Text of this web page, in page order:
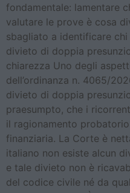
fondamentale: lamentare
valutare le prove è cosa
sbagliato a identificare
divieto di doppia
chiarezza Uno degli
dell’ordinanza n. 4065/
divieto di doppia
praesumpto, che i
il ragionamento probatorio
finanziaria. La Corte è
italiano non esiste alcun
e tale divieto non è
del codice civile né da